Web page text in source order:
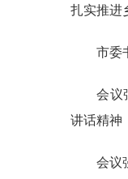
扎实推进
市委书
会议强
讲话精神
会议强